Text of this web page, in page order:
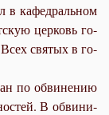
в ка­фед­раль­ном
цер­ковь го­
свя­тых в го­
по об­ви­не­нию
В об­ви­ни­